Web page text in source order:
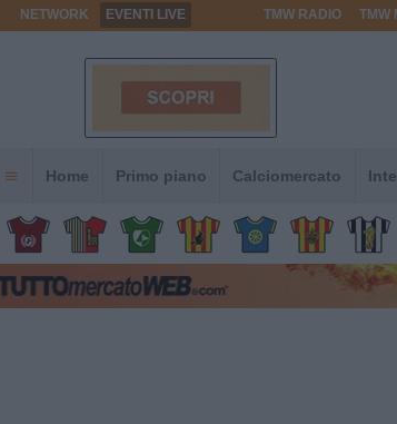
NETWORK EVENTI LIVE TMW RADIO TMW
Home Primo piano Calciomercato